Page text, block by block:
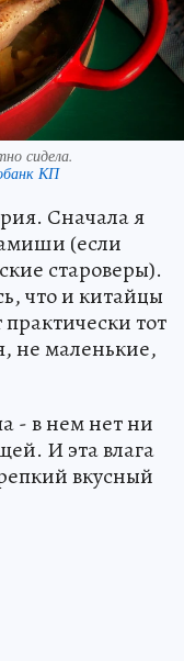
сидела.
КП
Сначала я
(если
староверы).
что и китайцы
тот
не маленькие,
- в нем нет ни
И эта влага
вкусный